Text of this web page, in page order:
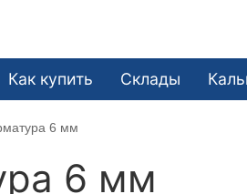
Как купить Склады
6 мм
6 мм